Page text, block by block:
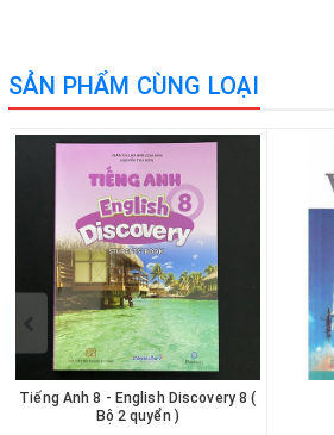
SẢN PHẨM CÙNG LOẠI
Tiếng Anh 8 - English Discovery 8 (
Bộ 2 quyển )